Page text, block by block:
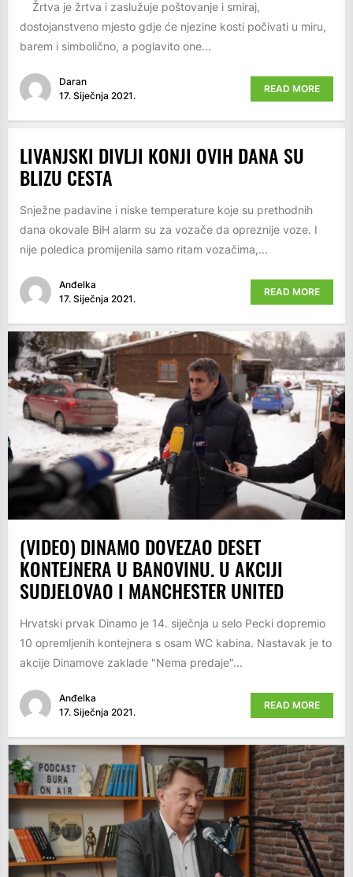
Žrtva je žrtva i zaslužuje poštovanje i smiraj,
dostojanstveno mjesto gdje će njezine kosti počivati u miru,
barem i simbolično, a poglavito one...
Daran
17. Siječnja 2021.
READ MORE
LIVANJSKI DIVLJI KONJI OVIH DANA SU
BLIZU CESTA
Snježne padavine i niske temperature koje su prethodnih
dana okovale BiH alarm su za vozače da opreznije voze. I
nije poledica promijenila samo ritam vozačima,...
Anđelka
17. Siječnja 2021.
READ MORE
(VIDEO) DINAMO DOVEZAO DESET
KONTEJNERA U BANOVINU. U AKCIJI
SUDJELOVAO I MANCHESTER UNITED
Hrvatski prvak Dinamo je 14. siječnja u selo Pecki dopremio
10 opremljenih kontejnera s osam WC kabina. Nastavak je to
akcije Dinamove zaklade "Nema predaje"...
Anđelka
17. Siječnja 2021.
READ MORE